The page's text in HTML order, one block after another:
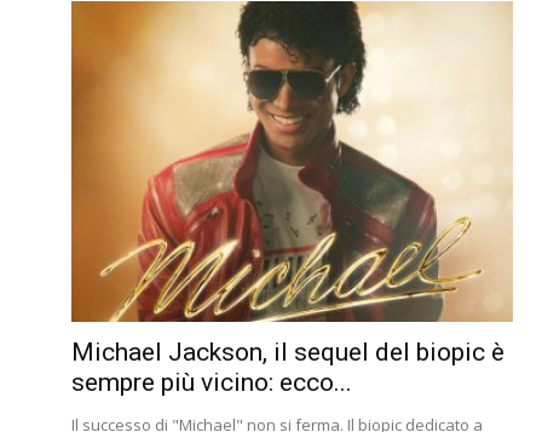
Michael Jackson, il sequel del biopic è
sempre più vicino: ecco...
Il successo di "Michael" non si ferma. Il biopic dedicato a